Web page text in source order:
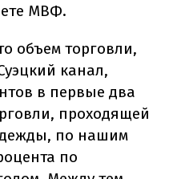
МВФ.
объем торговли,
канал,
в первые два
проходящей
по нашим
по